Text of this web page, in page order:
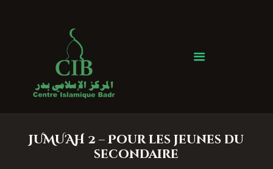
JUMU'AH 2 – Pour les jeunes du
secondaire
Centre Islamique Badr
Accueil
À propos
Services
Faire un don